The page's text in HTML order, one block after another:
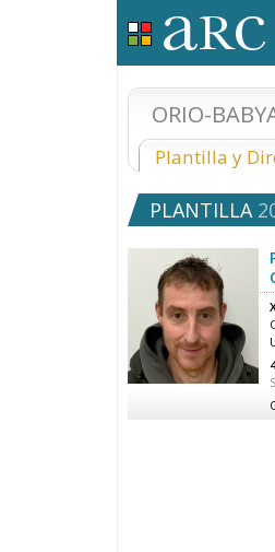
ORIO-
Plantilla y
PLANTILLA